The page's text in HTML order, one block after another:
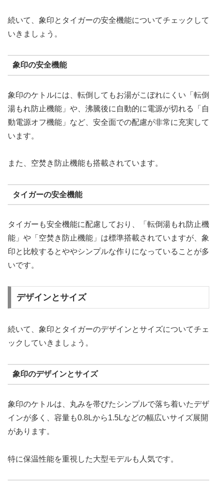
続いて、象印とタイガーの安全機能についてチェックして
いきましょう。
象印の安全機能
象印のケトルには、転倒してもお湯がこぼれにくい「転倒
湯もれ防止機能」や、沸騰後に自動的に電源が切れる「自
動電源オフ機能」など、安全面での配慮が非常に充実して
います。
また、空焚き防止機能も搭載されています。
タイガーの安全機能
タイガーも安全機能に配慮しており、「転倒湯もれ防止機
能」や「空焚き防止機能」は標準搭載されていますが、象
印と比較するとややシンプルな作りになっていることが多
いです。
デザインとサイズ
続いて、象印とタイガーのデザインとサイズについてチェ
ックしていきましょう。
象印のデザインとサイズ
象印のケトルは、丸みを帯びたシンプルで落ち着いたデザ
インが多く、容量も0.8Lから1.5Lなどの幅広いサイズ展開
があります。
特に保温性能を重視した大型モデルも人気です。